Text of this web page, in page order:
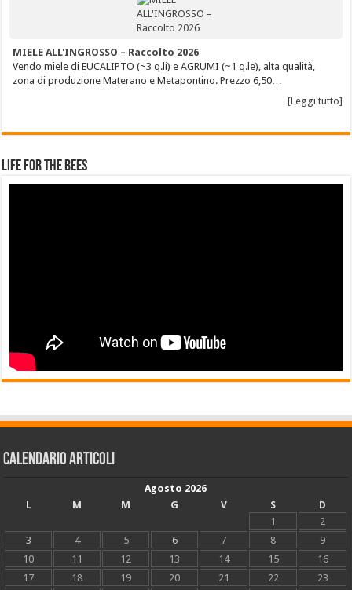
MIELE ALL'INGROSSO – Raccolto 2026
Vendo miele di EUCALIPTO (~3 q.li) e AGRUMI (~1 q.le), alta qualità,
zona di produzione Materano e Metapontino. Prezzo 6,50…
[Leggi tutto]
Life for the Bees
Calendario articoli
Agosto 2026
L
M M G V S
D
1
2
3
4 5 6 7 8
9
10
11 12 13 14 15
16
17
18 19 20 21 22
23